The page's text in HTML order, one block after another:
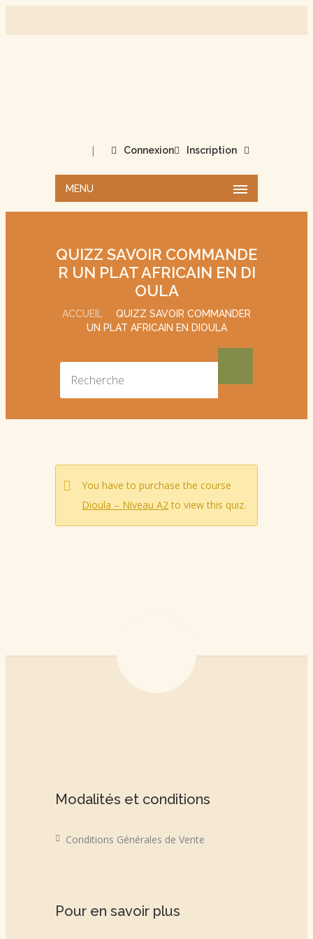
Connexion
| Inscription
MENU
QUIZZ SAVOIR COMMANDE
R UN PLAT AFRICAIN EN DI
OULA
ACCUEIL
QUIZZ SAVOIR COMMANDER
UN PLAT AFRICAIN EN DIOULA
You have to purchase the course
Dioula – Niveau A2to view this quiz.
Modalités et conditions
Conditions Générales de Vente
Pour en savoir plus